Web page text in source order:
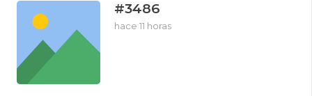
#3486
hace 11 horas